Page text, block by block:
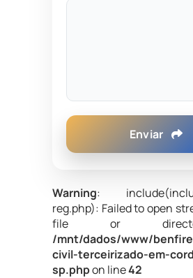
Enviar
Warning:
reg.php): Failed to open
file or
/mnt/dados/www/
civil-terceirizado-em-
sp.phpon line42